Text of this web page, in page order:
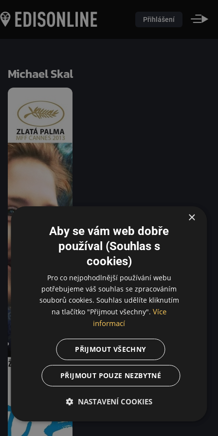
Přihlášení
Michael Skal
×
Aby se vám web dobře
používal (Souhlas s
cookies)
Pro co nejpohodlnější používání webu
potřebujeme váš souhlas se zpracováním
souborů cookies. Souhlas udělíte kliknutím
na tlačítko "Přijmout všechny". Více
informací
PŘIJMOUT VŠECHNY
PŘIJMOUT POUZE NEZBYTNÉ
NASTAVENÍ COOKIES